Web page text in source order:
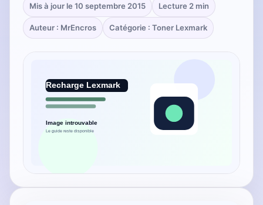
Mis à jour le 10 septembre 2015 Lecture 2 min
Auteur : MrEncros Catégorie : Toner Lexmark